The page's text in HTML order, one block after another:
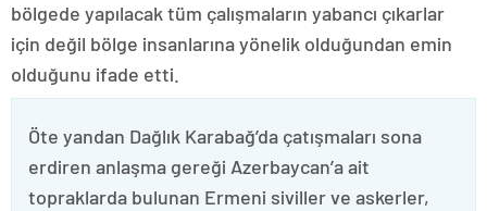
bölgede yapılacak tüm çalışmaların yabancı çıkarlar
için değil bölge insanlarına yönelik olduğundan emin
olduğunu ifade etti.
Öte yandan Dağlık Karabağ’da çatışmaları sona
erdiren anlaşma gereği Azerbaycan’a ait
topraklarda bulunan Ermeni siviller ve askerler,